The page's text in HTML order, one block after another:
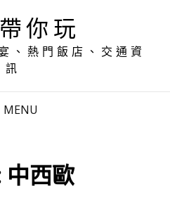
你玩
、熱門飯店、交通資
訊
MENU
中西歐